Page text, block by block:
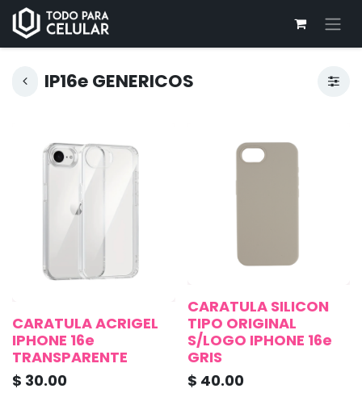
IP16e GENERICOS
CARATULA ACRIGEL
IPHONE 16e
TRANSPARENTE
$ 30.00
CARATULA SILICON
TIPO ORIGINAL
S/LOGO IPHONE 16e
GRIS
$ 40.00